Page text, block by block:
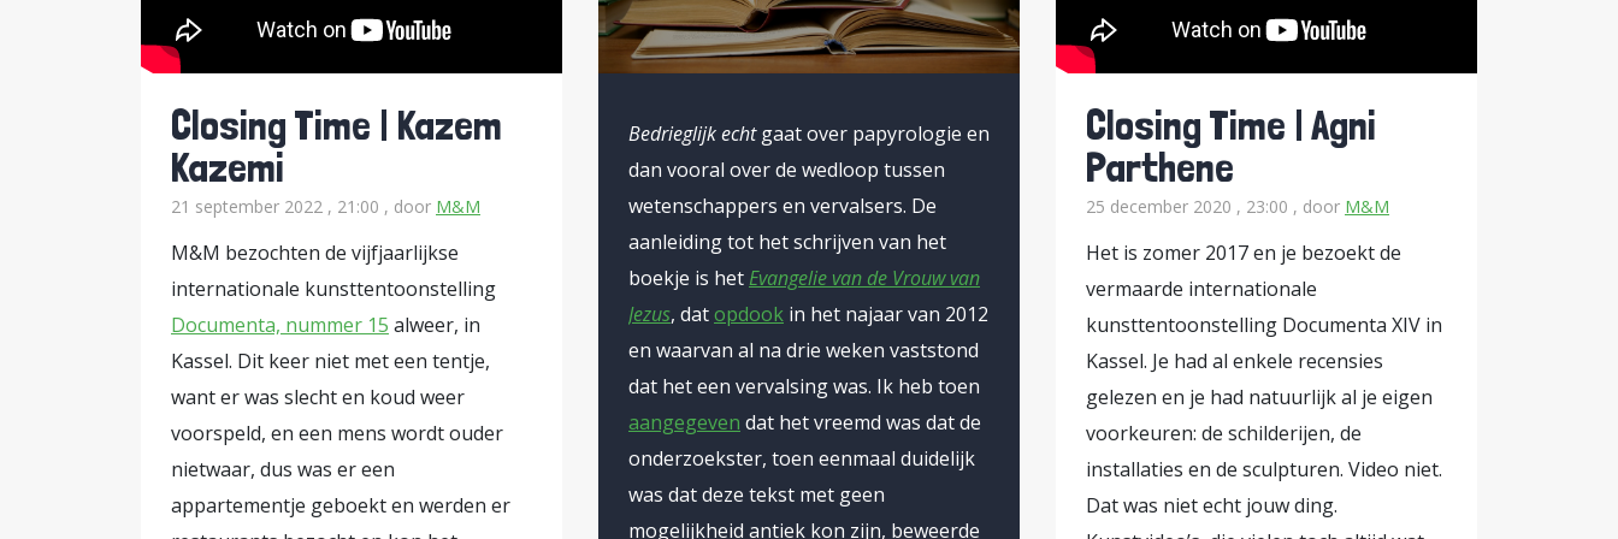
waarop twee antisemitische karikaturen te zien zouden zijn: een soldatenfiguur met
varkenshoofd en “Mossad’ op de helm en een figuur waar een Joods-orthodoxe man in te
herkennen zou zijn en op wiens hoed “SS’ staat geschreven. Als reactie op de kritiek werd het
doek eerst afgedekt, later geheel verwijderd. Voor we verder gaan: in dit filmpje komt het
werk ter sprake en worden de gewraakte karikaturen getoond:
https://www.youtube.com/watch?v=onDivqtEQsA Het betreft het werk ‘People’s Justice’ van
het Indonesische collectief ‘Taring Padi’. Het is in 2002 gemaakt en symboliseert de
wreedheden door het Soeharto-regime begaan. Tevens werden bepaalde landen die het
regime destijds steunden op karikaturale wijze afgebeeld. Excuses Het collectief trekt zich de
hoog opgelopen discussie in Duitsland wel aan en maakt publiekelijk excuses naar eenieder
die zich geraakt voelt. In een verklaring op hun website schrijft men: We hebben een
mogelijke betrokkenheid van de regering van de staat Israël op een verkeerde manier in
beeld gebracht. Antisemitisme heeft geen plaats in ons hart en onze geest. Vervolgens gaat
het collectief diep door het stof: We betreuren ten zeerste de mate waarin de beelden van
Closing Time | Kazem
Kazemi
21 september 2022 , 21:00 , door M&M
M&M bezochten de vijfjaarlijkse
internationale kunsttentoonstelling
Documenta, nummer 15 alweer, in
Kassel. Dit keer niet met een tentje,
want er was slecht en koud weer
voorspeld, en een mens wordt ouder
nietwaar, dus was er een
appartementje geboekt en werden er
Bedrieglijk echtgaat over papyrologie en
dan vooral over de wedloop tussen
wetenschappers en vervalsers. De
aanleiding tot het schrijven van het
boekje is hetEvangelie van de Vrouw van
Jezus, datopdook in het najaar van 2012
en waarvan al na drie weken vaststond
dat het een vervalsing was. Ik heb toen
aangegeven dat het vreemd was dat de
onderzoekster, toen eenmaal duidelijk
was dat deze tekst met geen
mogelijkheid antiek kon zijn, beweerde
Closing Time | Agni
Parthene
25 december 2020 , 23:00 , door M&M
Het is zomer 2017 en je bezoekt de
vermaarde internationale
kunsttentoonstelling Documenta XIV in
Kassel. Je had al enkele recensies
gelezen en je had natuurlijk al je eigen
voorkeuren: de schilderijen, de
installaties en de sculpturen. Video niet.
Dat was niet echt jouw ding.